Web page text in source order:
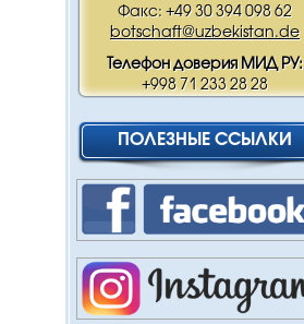
Факс: +49 30 394 098 62
botschaft@uzbekistan.de
Телефон доверия МИД РУ:
+998 71 233 28 28
ПОЛЕЗНЫЕ ССЫЛКИ